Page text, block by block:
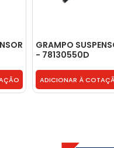
GRAMPO
- 78130550D
ADICIONAR À